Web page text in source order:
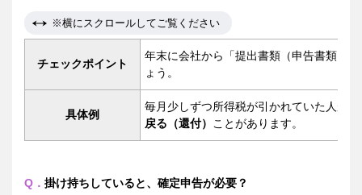
※横にスクロールしてご覧ください
チェックポイント
年末に会社から「提出書類（申告書類）
ょう。
具体例
毎月少しずつ所得税が引かれていた人が
戻る（還付）
ことがあります。
Q． 掛け持ちしていると、確定申告が必要？